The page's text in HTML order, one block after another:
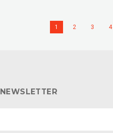
1 2 3 4
NEWSLETTER